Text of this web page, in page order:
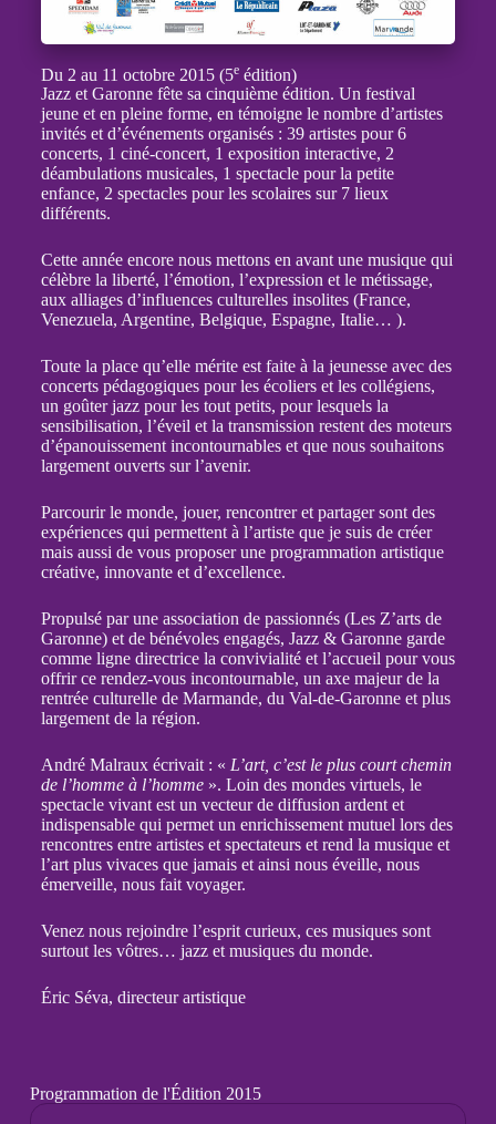
Du 2 au 11 octobre 2015 (5eédition)
Jazz et Garonne fête sa cinquième édition. Un festival
jeune et en pleine forme, en témoigne le nombre d’artistes
invités et d’événements organisés : 39 artistes pour 6
concerts, 1 ciné-concert, 1 exposition interactive, 2
déambulations musicales, 1 spectacle pour la petite
enfance, 2 spectacles pour les scolaires sur 7 lieux
différents.
Cette année encore nous mettons en avant une musique qui
célèbre la liberté, l’émotion, l’expression et le métissage,
aux alliages d’influences culturelles insolites (France,
Venezuela, Argentine, Belgique, Espagne, Italie… ).
Toute la place qu’elle mérite est faite à la jeunesse avec des
concerts pédagogiques pour les écoliers et les collégiens,
un goûter jazz pour les tout petits, pour lesquels la
sensibilisation, l’éveil et la transmission restent des moteurs
d’épanouissement incontournables et que nous souhaitons
largement ouverts sur l’avenir.
Parcourir le monde, jouer, rencontrer et partager sont des
expériences qui permettent à l’artiste que je suis de créer
mais aussi de vous proposer une programmation artistique
créative, innovante et d’excellence.
Propulsé par une association de passionnés (Les Z’arts de
Garonne) et de bénévoles engagés, Jazz & Garonne garde
comme ligne directrice la convivialité et l’accueil pour vous
offrir ce rendez-vous incontournable, un axe majeur de la
rentrée culturelle de Marmande, du Val-de-Garonne et plus
largement de la région.
André Malraux écrivait : « L’art, c’est le plus court chemin
de l’homme à l’homme». Loin des mondes virtuels, le
spectacle vivant est un vecteur de diffusion ardent et
indispensable qui permet un enrichissement mutuel lors des
rencontres entre artistes et spectateurs et rend la musique et
l’art plus vivaces que jamais et ainsi nous éveille, nous
émerveille, nous fait voyager.
Venez nous rejoindre l’esprit curieux, ces musiques sont
surtout les vôtres… jazz et musiques du monde.
Éric Séva, directeur artistique
Programmation de l'Édition 2015